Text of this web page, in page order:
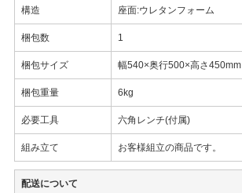
構造 座面:ウレタンフォーム
梱包数 1
梱包サイズ 幅540×奥行500×高さ450mm
梱包重量 6kg
必要工具 六角レンチ(付属)
組み立て お客様組立の商品です。
配送について